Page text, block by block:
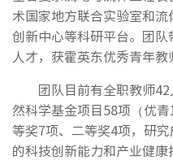
术国家地方联合实验室和
创新中心等科研平台。团
人才，获霍英东优秀青年教
团队目前有全职教师
然科学基金项目58项（优
等奖7项、二等奖4项，研
的科技创新能力和产业健